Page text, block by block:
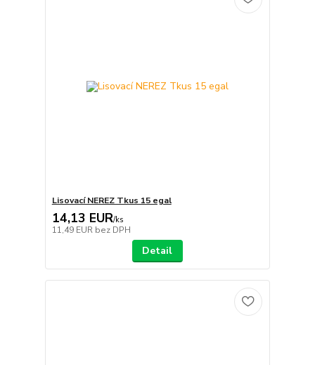
Lisovací NEREZ Tkus 15 egal
14,13 EUR/ks
11,49 EUR bez DPH
Detail